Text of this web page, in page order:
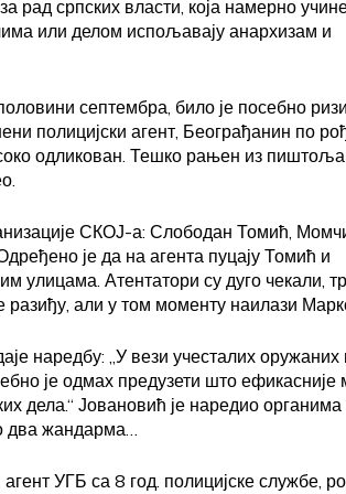
рад српских власти, која намерно
или делом испољавају анархизам и
септембра, било је посебно
полицијски агент, Београђанин по
одликован. Тешко рањен из
СКОЈ-а: Слободан Томић,
је да на агента пуцају Томић и
улицама. Атентатори су дуго чекали,
разиђу, али у том моменту наилази
наредбу: „У вези учесталих оружаних
је одмах предузети што ефикасније
дела.“ Јовановић је наредио
два жандарма…
УГБ са 8 год. полицијске службе,